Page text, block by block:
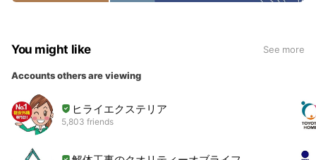
You might like See more
Accounts others are viewing
ヒライエクステリア
5,803 friends